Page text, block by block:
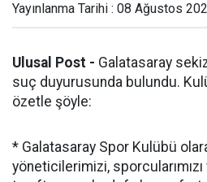
Yayınlanma Tarihi : 08 Ağustos
Ulusal Post - Galatasaray
suç duyurusunda bulundu.
özetle şöyle:
* Galatasaray Spor Kulübü
yöneticilerimizi,